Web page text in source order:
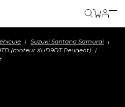
Suzuki Santana Samurai
(moteur XUD9DT Peugeot)